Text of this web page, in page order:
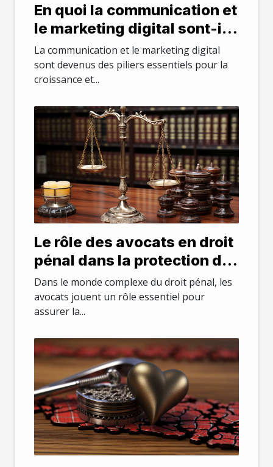
En quoi la communication et
le marketing digital sont-ils
important pour une
entreprise ?
La communication et le marketing digital
sont devenus des piliers essentiels pour la
croissance et...
Le rôle des avocats en droit
pénal dans la protection de
la santé mentale des
accusés
Dans le monde complexe du droit pénal, les
avocats jouent un rôle essentiel pour
assurer la...